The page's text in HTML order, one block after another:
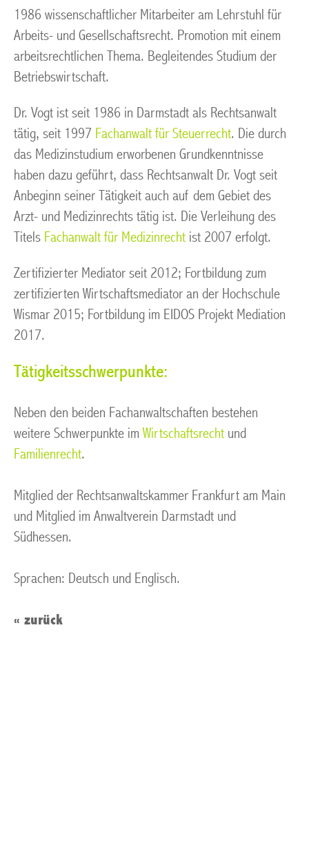
1986 wissenschaftlicher Mitarbeiter am Lehrstuhl für
Arbeits- und Gesellschaftsrecht. Promotion mit einem
arbeitsrechtlichen Thema. Begleitendes Studium der
Betriebswirtschaft.
Dr. Vogt ist seit 1986 in Darmstadt als Rechtsanwalt
tätig, seit 1997 Fachanwalt für Steuerrecht. Die durch
das Medizinstudium erworbenen Grundkenntnisse
haben dazu geführt, dass Rechtsanwalt Dr. Vogt seit
Anbeginn seiner Tätigkeit auch auf dem Gebiet des
Arzt- und Medizinrechts tätig ist. Die Verleihung des
Titels Fachanwalt für Medizinrecht ist 2007 erfolgt.
Zertifizierter Mediator seit 2012; Fortbildung zum
zertifizierten Wirtschaftsmediator an der Hochschule
Wismar 2015; Fortbildung im EIDOS Projekt Mediation
2017.
Tätigkeitsschwerpunkte:
Neben den beiden Fachanwaltschaften bestehen
weitere Schwerpunkte im Wirtschaftsrecht und
Familienrecht.
Mitglied der Rechtsanwaltskammer Frankfurt am Main
und Mitglied im Anwaltverein Darmstadt und
Südhessen.
Sprachen: Deutsch und Englisch.
« zurück